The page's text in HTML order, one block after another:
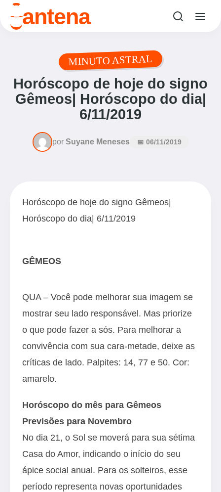
oantena
MINUTO ASTRAL
Horóscopo de hoje do signo
Gêmeos| Horóscopo do dia|
6/11/2019
por Suyane Meneses 📅 06/11/2019
Horóscopo de hoje do signo Gêmeos|
Horóscopo do dia| 6/11/2019
GÊMEOS
QUA – Você pode melhorar sua imagem se
mostrar seu lado responsável. Mas priorize
o que pode fazer a sós. Para melhorar a
convivência com sua cara-metade, deixe as
críticas de lado. Palpites: 14, 77 e 50. Cor:
amarelo.
Horóscopo do mês para Gêmeos
Previsões para Novembro
No dia 21, o Sol se moverá para sua sétima
Casa do Amor, indicando o início do seu
ápice social anual. Para os solteiros, esse
período representa novas oportunidades